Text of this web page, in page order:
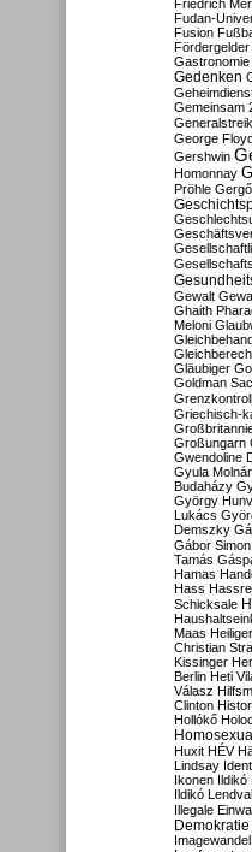
Friedrich
Fudan-
Fusion
Fördergelder
Gastronomie
Gedenken
Gemeinsam
Generalstreik
George
Gershwin
Homonnay
Pröhle
Gewalt
Ghaith
Meloni
Gläubiger
Goldman
Griechisch-
Großungarn
Gwendoline
Gyula Molnár
Budaházy
György
Lukács
Demszky
Gábor Simon
Tamás
Hamas
Hass
Schicksale
Maas
Christian
Kissinger
Berlin Heti
Válasz
Clinton
Hollókő
Huxit HÉV
Lindsay
Ikonen Ildikó
Ildikó Lendvai
Illegale
Demokratie
Imagewandel